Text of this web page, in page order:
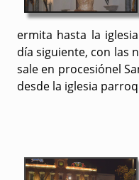
ermita hasta la
día siguiente, con las
sale en procesiónel
desde la iglesia